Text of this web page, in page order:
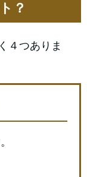
？
４つありま